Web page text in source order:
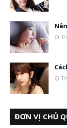
ĐƠN VỊ CHỦ